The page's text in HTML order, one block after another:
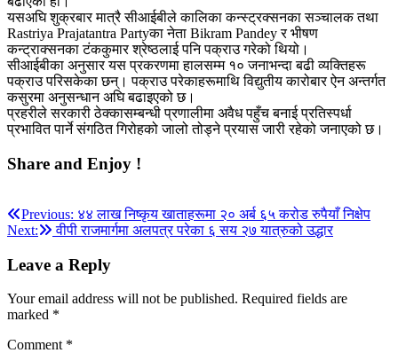
यसअघि शुक्रबार मात्रै सीआईबीले कालिका कन्स्ट्रक्सनका सञ्चालक तथा
Rastriya Prajatantra Partyका नेता Bikram Pandey र भीषण
कन्ट्राक्सनका टंककुमार श्रेष्ठलाई पनि पक्राउ गरेको थियो।
सीआईबीका अनुसार यस प्रकरणमा हालसम्म १० जनाभन्दा बढी व्यक्तिहरू
पक्राउ परिसकेका छन्। पक्राउ परेकाहरूमाथि विद्युतीय कारोबार ऐन अन्तर्गत
कसुरमा अनुसन्धान अघि बढाइएको छ।
प्रहरीले सरकारी ठेक्कासम्बन्धी प्रणालीमा अवैध पहुँच बनाई प्रतिस्पर्धा
प्रभावित पार्ने संगठित गिरोहको जालो तोड्ने प्रयास जारी रहेको जनाएको छ।
Share and Enjoy !
Post
navigation
Previous: ४४ लाख निष्कृय खाताहरूमा २० अर्ब ६५ करोड रुपैयाँ निक्षेप
Next:
वीपी राजमार्गमा अलपत्र परेका ६ सय २७ यात्रुको उद्धार
Leave a Reply
Your email address will not be published. Required fields are
marked *
Comment *